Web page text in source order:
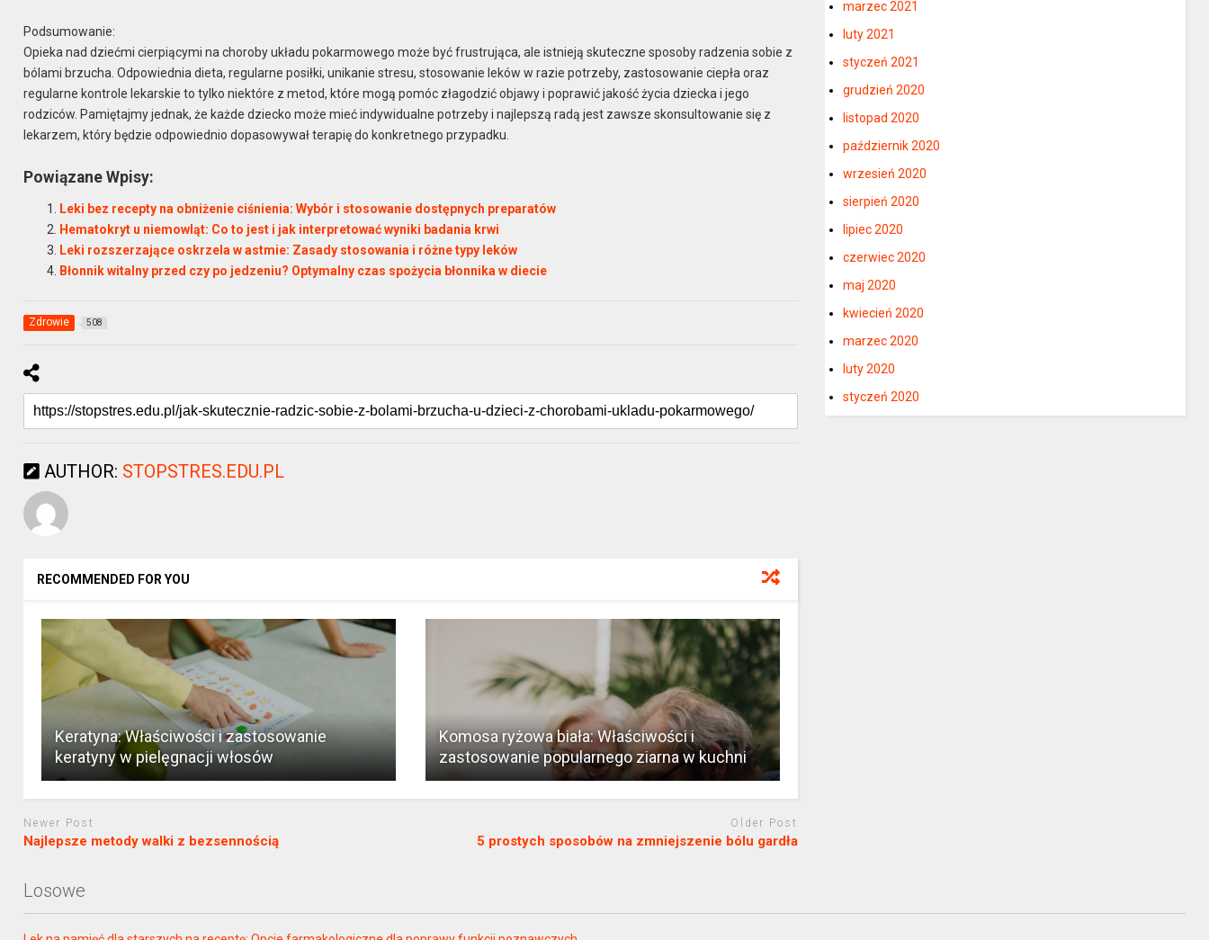
Podsumowanie:
Opieka nad dziećmi cierpiącymi na choroby układu pokarmowego może być frustrująca, ale istnieją skuteczne sposoby radzenia sobie z
bólami brzucha. Odpowiednia dieta, regularne posiłki, unikanie stresu, stosowanie leków w razie potrzeby, zastosowanie ciepła oraz
regularne kontrole lekarskie to tylko niektóre z metod, które mogą pomóc złagodzić objawy i poprawić jakość życia dziecka i jego
rodziców. Pamiętajmy jednak, że każde dziecko może mieć indywidualne potrzeby i najlepszą radą jest zawsze skonsultowanie się z
lekarzem, który będzie odpowiednio dopasowywał terapię do konkretnego przypadku.
Powiązane Wpisy:
Leki bez recepty na obniżenie ciśnienia: Wybór i stosowanie dostępnych preparatów
Hematokryt u niemowląt: Co to jest i jak interpretować wyniki badania krwi
Leki rozszerzające oskrzela w astmie: Zasady stosowania i różne typy leków
Błonnik witalny przed czy po jedzeniu? Optymalny czas spożycia błonnika w diecie
Zdrowie 508
AUTHOR: STOPSTRES.EDU.PL
RECOMMENDED FOR YOU
Keratyna: Właściwości i zastosowanie
keratyny w pielęgnacji włosów
Komosa ryżowa biała: Właściwości i
zastosowanie popularnego ziarna w kuchni
Newer Post
Najlepsze metody walki z bezsennością
Older Post
5 prostych sposobów na zmniejszenie bólu gardła
marzec 2021
luty 2021
styczeń 2021
grudzień 2020
listopad 2020
październik 2020
wrzesień 2020
sierpień 2020
lipiec 2020
czerwiec 2020
maj 2020
kwiecień 2020
marzec 2020
luty 2020
styczeń 2020
Losowe